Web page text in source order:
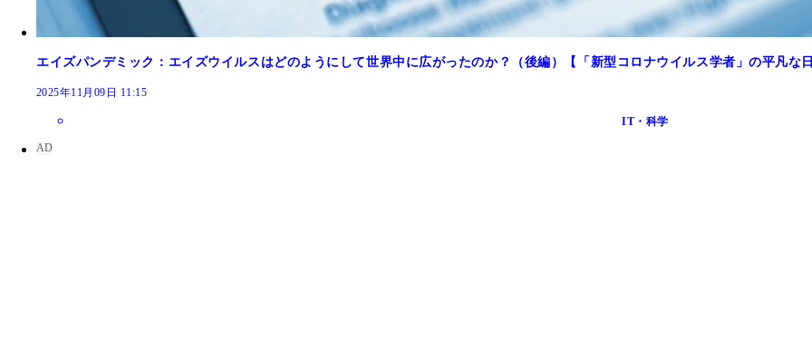
エイズパンデミック：エイズウイルスはどのようにして世界中に広がったのか？（後編）【「新型コロナウイルス学者」の平凡な
2025年11月09日 11:15
IT・科学